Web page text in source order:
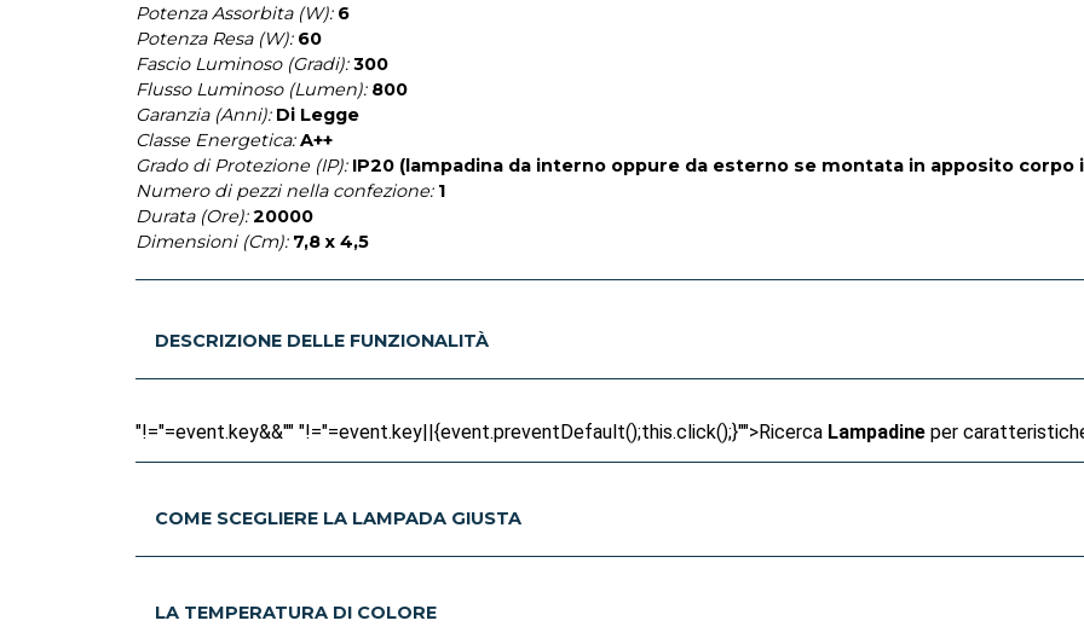
Potenza Assorbita (W): 6
Potenza Resa (W): 60
Fascio Luminoso (Gradi): 300
Flusso Luminoso (Lumen): 800
Garanzia (Anni): Di Legge
Classe Energetica: A++
Grado di Protezione (IP): IP20 (lampadina da interno oppure da esterno se montata in apposito corpo
Numero di pezzi nella confezione: 1
Durata (Ore): 20000
Dimensioni (Cm): 7,8 x 4,5
DESCRIZIONE DELLE FUNZIONALITÀ
"!="=event.key&&"" "!="=event.key||{event.preventDefault();this.click();}"">Ricerca Lampadine per
COME SCEGLIERE LA LAMPADA GIUSTA
LA TEMPERATURA DI COLORE